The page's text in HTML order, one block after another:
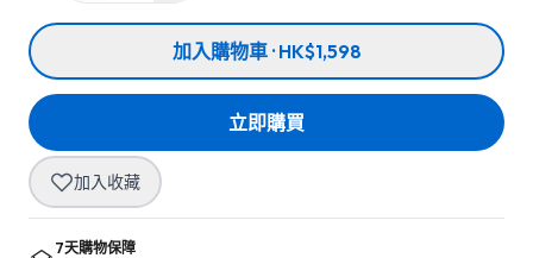
加入購物車 · HK$1,598
立即購買
加入收藏
7天購物保障